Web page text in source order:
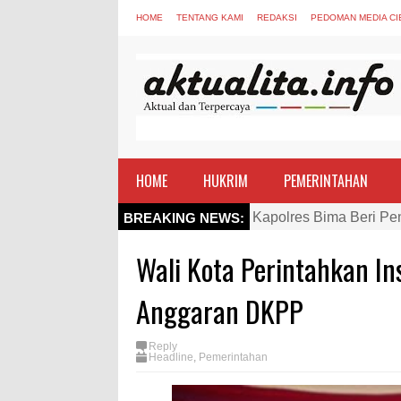
HOME TENTANG KAMI REDAKSI PEDOMAN MEDIA
HOME HUKRIM PEMERINTAHAN
BREAKING NEWS:
Kapolres Bima Beri
Staf Ahli Tekankan
Satpolairud Polres
Perkuat Soliditas-
Nobar Piala Dunia
Wali Kota Perintahkan
Anggaran DKPP
Reply
Headline, Pemerintahan